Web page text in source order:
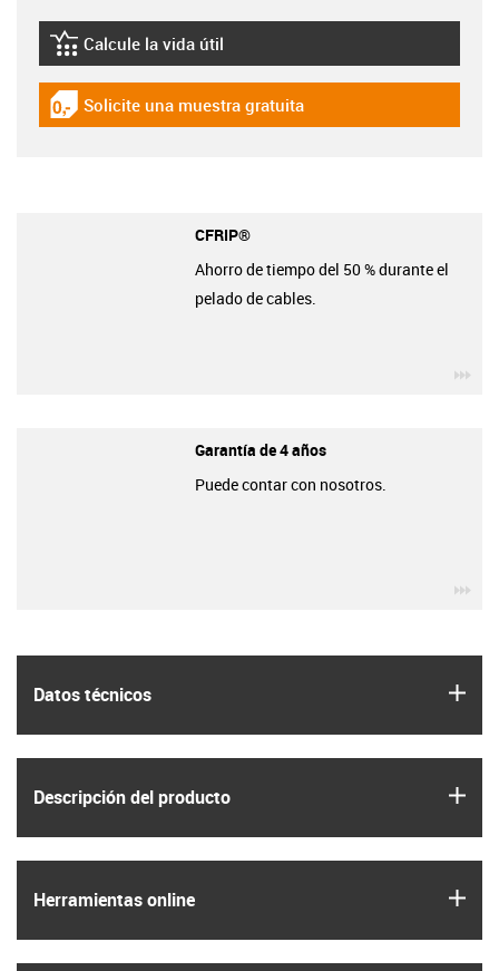
Datos técnicos
Descripción del producto
Herramientas online
igus-icon-lebensdauerrechner
Calcule la vida útil
igus-icon-gratismuster
Solicite una muestra gratuita
CFRIP®
Ahorro de tiempo del 50 % durante el
pelado de cables.
Garantía de 4 años
Puede contar con nosotros.